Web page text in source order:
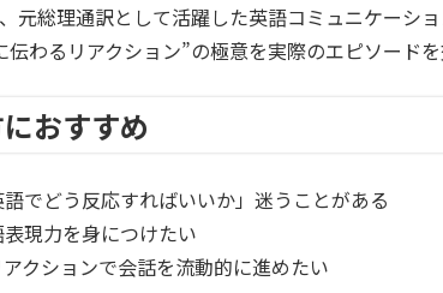
元総理通訳として活躍した英語コミュニケーシ
伝わるリアクション”の極意を実際のエピソードを
おすすめ
でどう反応すればいいか」迷うことがある
現力を身につけたい
クションで会話を流動的に進めたい